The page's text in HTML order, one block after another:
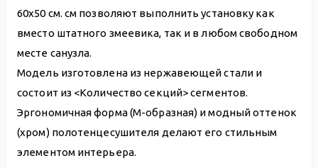
60х50 см. см позволяют выполнить установку как
вместо штатного змеевика, так и в любом свободном
месте санузла.
Модель изготовлена из нержавеющей стали и
состоит из <Количество секций> сегментов.
Эргономичная форма (М-образная) и модный оттенок
(хром) полотенцесушителя делают его стильным
элементом интерьера.